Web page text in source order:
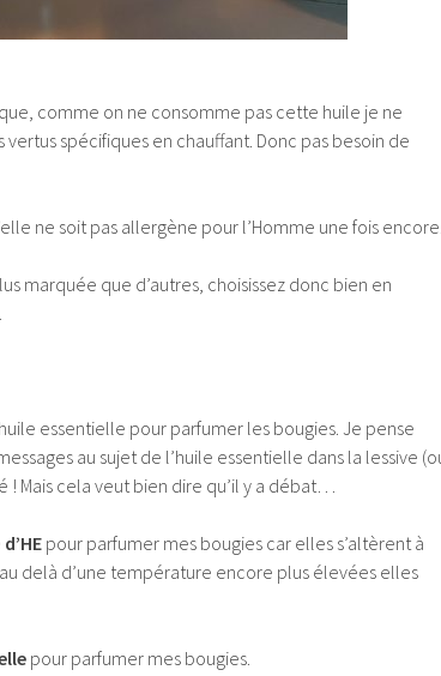
comme on ne consomme pas cette huile je ne
spécifiques en chauffant. Donc pas besoin de
ne soit pas allergène pour l’Homme une fois
marquée que d’autres, choisissez donc bien en
essentielle pour parfumer les bougies. Je pense
au sujet de l’huile essentielle dans la lessive
! Mais cela veut bien dire qu’il y a débat…
d’HE pour parfumer mes bougies car elles s’altèrent à
delà d’une température encore plus élevées elles
pour parfumer mes bougies.